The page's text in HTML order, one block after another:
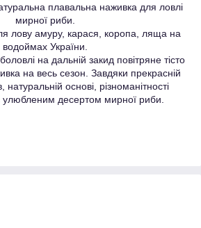
плавальна наживка для ловлі
мирної риби.
лову амуру, карася, коропа, ляща на
водоймах України.
на дальній закид повітряне тісто
на весь сезон. Завдяки прекрасній
натуральній основі, різноманітності
улюбленим десертом мирної риби.